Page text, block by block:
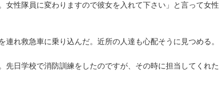
女性隊員に変わりますので彼女を入れて下さい」と言って女性
連れ救急車に乗り込んだ。近所の人達も心配そうに見つめる。
先日学校で消防訓練をしたのですが、その時に担当してくれた